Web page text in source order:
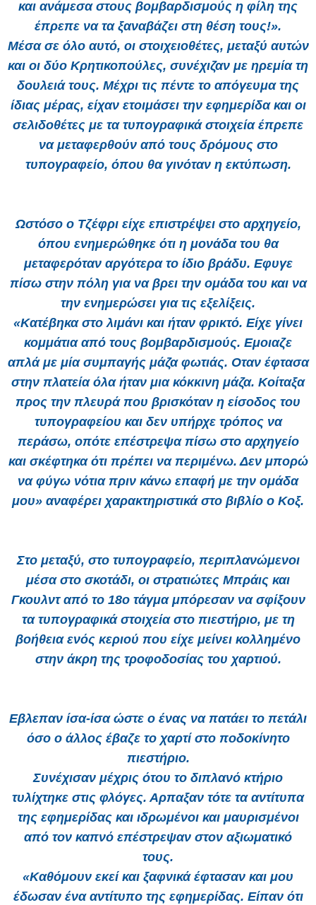
και ανάμεσα στους βομβαρδισμούς η φίλη της
έπρεπε να τα ξαναβάζει στη θέση τους!».
Μέσα σε όλο αυτό, οι στοιχειοθέτες, μεταξύ αυτών
και οι δύο Κρητικοπούλες, συνέχιζαν με ηρεμία τη
δουλειά τους. Μέχρι τις πέντε το απόγευμα της
ίδιας μέρας, είχαν ετοιμάσει την εφημερίδα και οι
σελιδοθέτες με τα τυπογραφικά στοιχεία έπρεπε
να μεταφερθούν από τους δρόμους στο
τυπογραφείο, όπου θα γινόταν η εκτύπωση.
Ωστόσο ο Τζέφρι είχε επιστρέψει στο αρχηγείο,
όπου ενημερώθηκε ότι η μονάδα του θα
μεταφερόταν αργότερα το ίδιο βράδυ. Εφυγε
πίσω στην πόλη για να βρει την ομάδα του και να
την ενημερώσει για τις εξελίξεις.
«Κατέβηκα στο λιμάνι και ήταν φρικτό. Είχε γίνει
κομμάτια από τους βομβαρδισμούς. Εμοιαζε
απλά με μία συμπαγής μάζα φωτιάς. Οταν έφτασα
στην πλατεία όλα ήταν μια κόκκινη μάζα. Κοίταξα
προς την πλευρά που βρισκόταν η είσοδος του
τυπογραφείου και δεν υπήρχε τρόπος να
περάσω, οπότε επέστρεψα πίσω στο αρχηγείο
και σκέφτηκα ότι πρέπει να περιμένω. Δεν μπορώ
να φύγω νότια πριν κάνω επαφή με την ομάδα
μου» αναφέρει χαρακτηριστικά στο βιβλίο ο Κοξ.
Στο μεταξύ, στο τυπογραφείο, περιπλανώμενοι
μέσα στο σκοτάδι, οι στρατιώτες Μπράις και
Γκουλντ από το 18ο τάγμα μπόρεσαν να σφίξουν
τα τυπογραφικά στοιχεία στο πιεστήριο, με τη
βοήθεια ενός κεριού που είχε μείνει κολλημένο
στην άκρη της τροφοδοσίας του χαρτιού.
Εβλεπαν ίσα-ίσα ώστε ο ένας να πατάει το πετάλι
όσο ο άλλος έβαζε το χαρτί στο ποδοκίνητο
πιεστήριο.
Συνέχισαν μέχρις ότου το διπλανό κτήριο
τυλίχτηκε στις φλόγες. Αρπαξαν τότε τα αντίτυπα
της εφημερίδας και ιδρωμένοι και μαυρισμένοι
από τον καπνό επέστρεψαν στον αξιωματικό
τους.
«Καθόμουν εκεί και ξαφνικά έφτασαν και μου
έδωσαν ένα αντίτυπο της εφημερίδας. Είπαν ότι